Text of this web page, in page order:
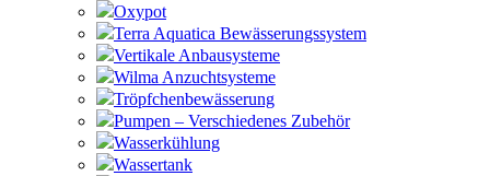
Oxypot
Terra Aquatica Bewässerungssystem
Vertikale Anbausysteme
Wilma Anzuchtsysteme
Tröpfchenbewässerung
Pumpen – Verschiedenes Zubehör
Wasserkühlung
Wassertank